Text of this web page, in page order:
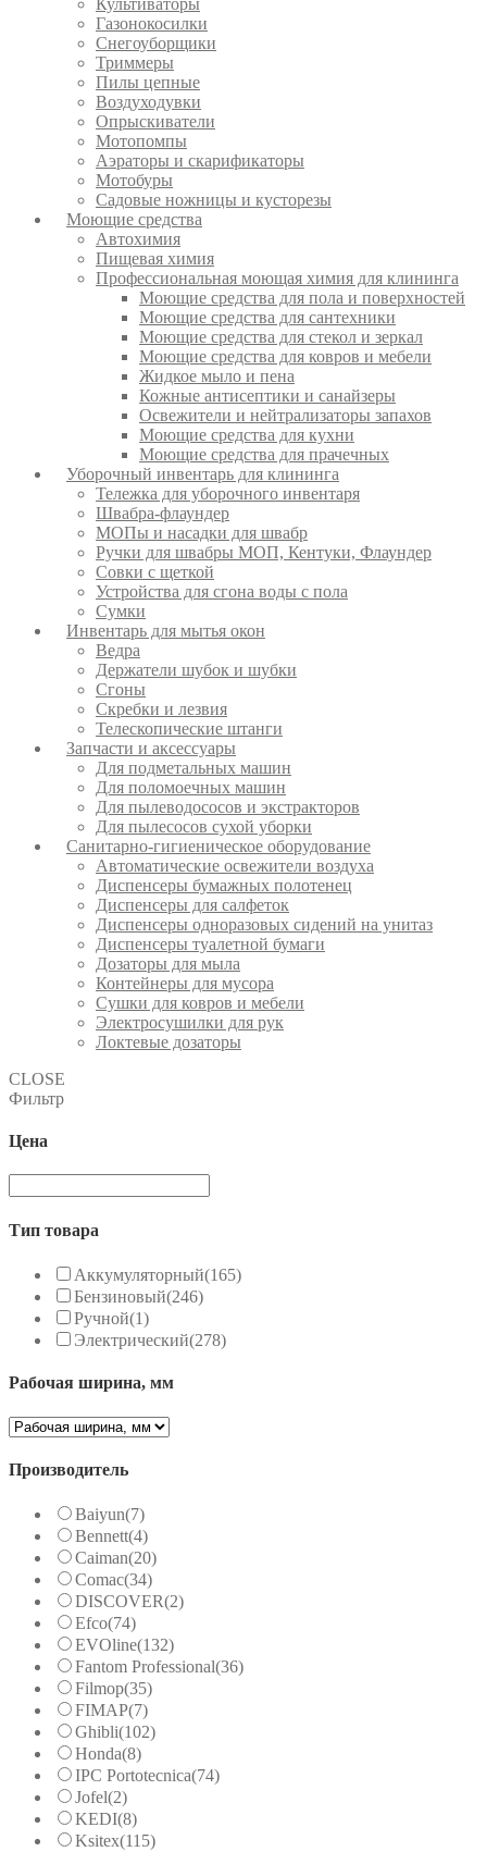
Культиваторы
Газонокосилки
Снегоуборщики
Триммеры
Пилы цепные
Воздуходувки
Опрыскиватели
Мотопомпы
Аэраторы и скарификаторы
Мотобуры
Садовые ножницы и кусторезы
Моющие средства
Автохимия
Пищевая химия
Профессиональная моющая химия для клининга
Моющие средства для пола и поверхностей
Моющие средства для сантехники
Моющие средства для стекол и зеркал
Моющие средства для ковров и мебели
Жидкое мыло и пена
Кожные антисептики и санайзеры
Освежители и нейтрализаторы запахов
Моющие средства для кухни
Моющие средства для прачечных
Уборочный инвентарь для клининга
Тележка для уборочного инвентаря
Швабра-флаундер
МОПы и насадки для швабр
Ручки для швабры МОП, Кентуки, Флаундер
Совки с щеткой
Устройства для сгона воды с пола
Сумки
Инвентарь для мытья окон
Ведра
Держатели шубок и шубки
Сгоны
Скребки и лезвия
Телескопические штанги
Запчасти и аксессуары
Для подметальных машин
Для поломоечных машин
Для пылеводососов и экстракторов
Для пылесосов сухой уборки
Санитарно-гигиеническое оборудование
Автоматические освежители воздуха
Диспенсеры бумажных полотенец
Диспенсеры для салфеток
Диспенсеры одноразовых сидений на унитаз
Диспенсеры туалетной бумаги
Дозаторы для мыла
Контейнеры для мусора
Сушки для ковров и мебели
Электросушилки для рук
Локтевые дозаторы
CLOSE
Фильтр
Цена
Тип товара
Аккумуляторный(165)
Бензиновый(246)
Ручной(1)
Электрический(278)
Рабочая ширина, мм
Производитель
Baiyun(7)
Bennett(4)
Caiman(20)
Comac(34)
DISCOVER(2)
Efco(74)
EVOline(132)
Fantom Professional(36)
Filmop(35)
FIMAP(7)
Ghibli(102)
Honda(8)
IPC Portotecnica(74)
Jofel(2)
KEDI(8)
Ksitex(115)